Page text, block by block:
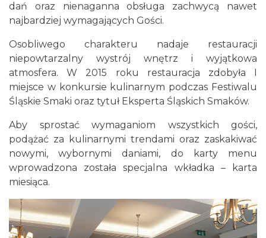
dań oraz nienaganna obsługa zachwycą nawet
najbardziej wymagających Gości.
Osobliwego charakteru nadaje restauracji
niepowtarzalny wystrój wnętrz i wyjątkowa
atmosfera. W 2015 roku restauracja zdobyła I
miejsce w konkursie kulinarnym podczas Festiwalu
Śląskie Smaki oraz tytuł Eksperta Śląskich Smaków.
Aby sprostać wymaganiom wszystkich gości,
podążać za kulinarnymi trendami oraz zaskakiwać
nowymi, wybornymi daniami, do karty menu
wprowadzona została specjalna wkładka – karta
miesiąca.